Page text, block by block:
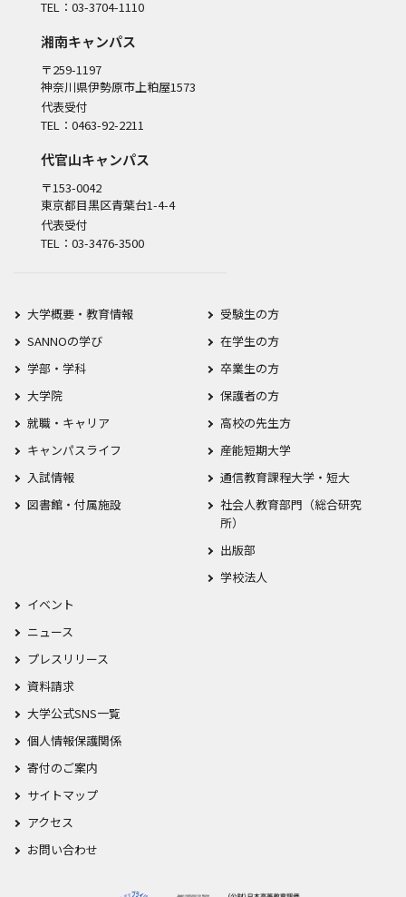
TEL：03-3704-1110
湘南キャンパス
〒259-1197
神奈川県伊勢原市上粕屋1573
代表受付
TEL：0463-92-2211
代官山キャンパス
〒153-0042
東京都目黒区青葉台1-4-4
代表受付
TEL：03-3476-3500
大学概要・教育情報
SANNOの学び
学部・学科
大学院
就職・キャリア
キャンパスライフ
入試情報
図書館・付属施設
受験生の方
在学生の方
卒業生の方
保護者の方
高校の先生方
産能短期大学
通信教育課程大学・短大
社会人教育部門（総合研究
所）
出版部
学校法人
イベント
ニュース
プレスリリース
資料請求
大学公式SNS一覧
個人情報保護関係
寄付のご案内
サイトマップ
アクセス
お問い合わせ